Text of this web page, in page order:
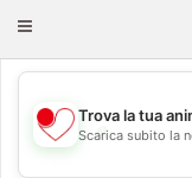
Toggle
💖
Trova la tua
Scarica subito la